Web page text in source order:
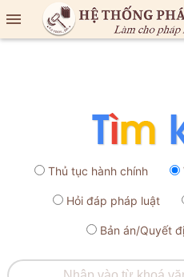

Thủ tục hành chính
Hỏi đáp pháp luật
Bản án/Quyết